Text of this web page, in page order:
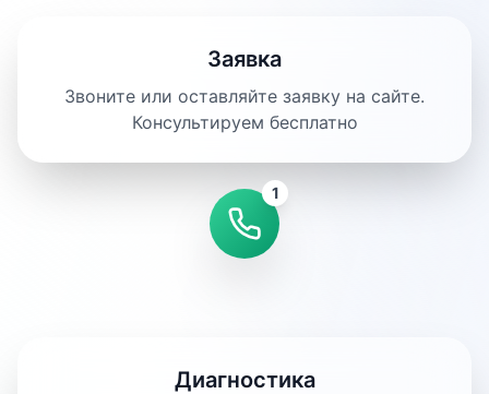
Заявка
Звоните или оставляйте заявку на сайте.
Консультируем бесплатно
1
Диагностика